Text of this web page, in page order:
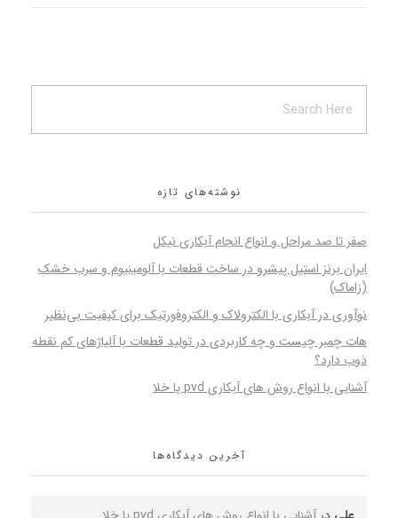
نوشته‌های تازه
صفر تا صد مراحل و انواع انجام آبکاری نیکل
ایران برنز استیل پیشرو در ساخت قطعات با آلومینیوم و سرب خشک
(زاماک)
نوآوری در آبکاری با الکترولاک و الکتروفورتیک برای کیفیت بی‌نظیر
هات چمبر چیست و چه کاربردی در تولید قطعات با آلیاژهای کم نقطه
ذوب دارد؟
آشنایی با انواع روش های آبکاری pvd یا خلا
آخرین دیدگاه‌ها